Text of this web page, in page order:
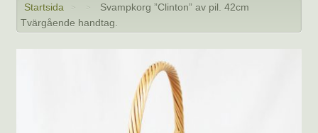
Startsida > >
Svampkorg ”Clinton” av pil. 42cm
Tvärgående handtag.